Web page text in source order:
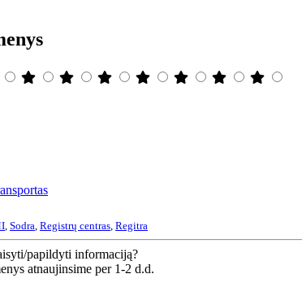
Sodra Registrų centras Regitra
papildyti informaciją?
atnaujinsime per 1-2 d.d.